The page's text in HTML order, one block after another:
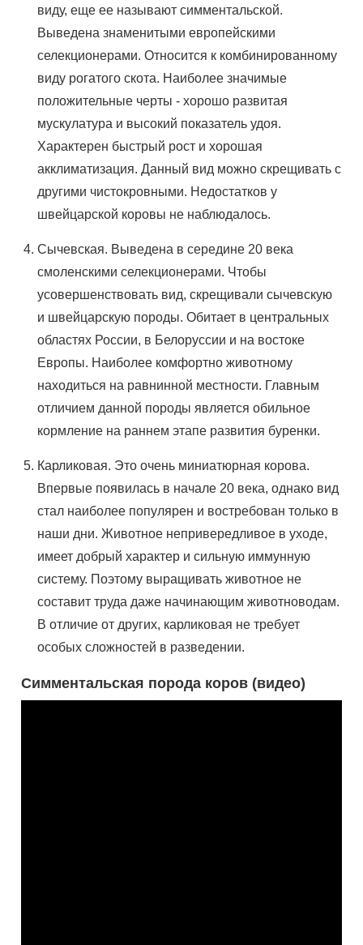
виду, еще ее называют симментальской.
Выведена знаменитыми европейскими
селекционерами. Относится к комбинированному
виду рогатого скота. Наиболее значимые
положительные черты - хорошо развитая
мускулатура и высокий показатель удоя.
Характерен быстрый рост и хорошая
акклиматизация. Данный вид можно скрещивать с
другими чистокровными. Недостатков у
швейцарской коровы не наблюдалось.
Сычевская. Выведена в середине 20 века
смоленскими селекционерами. Чтобы
усовершенствовать вид, скрещивали сычевскую
и швейцарскую породы. Обитает в центральных
областях России, в Белоруссии и на востоке
Европы. Наиболее комфортно животному
находиться на равнинной местности. Главным
отличием данной породы является обильное
кормление на раннем этапе развития буренки.
Карликовая. Это очень миниатюрная корова.
Впервые появилась в начале 20 века, однако вид
стал наиболее популярен и востребован только в
наши дни. Животное непривередливое в уходе,
имеет добрый характер и сильную иммунную
систему. Поэтому выращивать животное не
составит труда даже начинающим животноводам.
В отличие от других, карликовая не требует
особых сложностей в разведении.
Симментальская порода коров (видео)